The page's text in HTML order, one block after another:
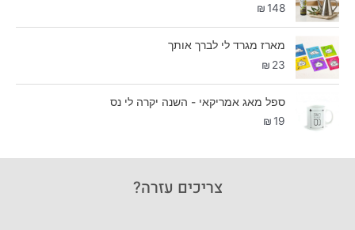
₪148
מארז מגרד לי לברך אותך
₪ 23
ספל מאג אמריקאי - השנה יקרה לי נס
₪19
צריכים עזרה?